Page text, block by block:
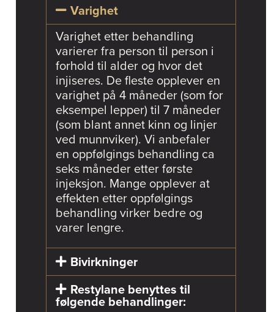
Varighet
Varighet etter behandling
varierer fra person til person i
forhold til alder og hvor det
injiseres. De fleste opplever en
varighet på 4 måneder (som for
eksempel lepper) til 7 måneder
(som blant annet kinn og linjer
ved munnviker). Vi anbefaler
en oppfølgings behandling ca
seks måneder etter første
injeksjon. Mange opplever at
effekten etter oppfølgings
behandling virker bedre og
varer lengre.
Bivirkninger
Restylane benyttes til
følgende behandlinger: